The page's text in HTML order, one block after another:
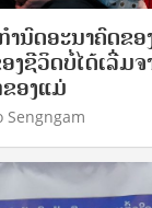
ນົດອະນາຄົດຂອ
ຊີວິດບໍ່ໄດ້ເລີ່ມ
ອງແມ່
Sengngam